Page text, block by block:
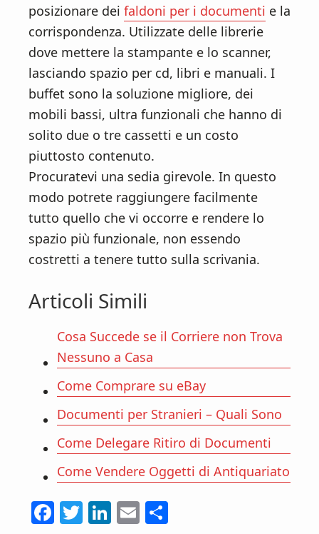
posizionare dei faldoni per i documenti e la
corrispondenza. Utilizzate delle librerie
dove mettere la stampante e lo scanner,
lasciando spazio per cd, libri e manuali. I
buffet sono la soluzione migliore, dei
mobili bassi, ultra funzionali che hanno di
solito due o tre cassetti e un costo
piuttosto contenuto.
Procuratevi una sedia girevole. In questo
modo potrete raggiungere facilmente
tutto quello che vi occorre e rendere lo
spazio più funzionale, non essendo
costretti a tenere tutto sulla scrivania.
Articoli Simili
Cosa Succede se il Corriere non Trova
Nessuno a Casa
Come Comprare su eBay
Documenti per Stranieri – Quali Sono
Come Delegare Ritiro di Documenti
Come Vendere Oggetti di Antiquariato
F
T
Li E